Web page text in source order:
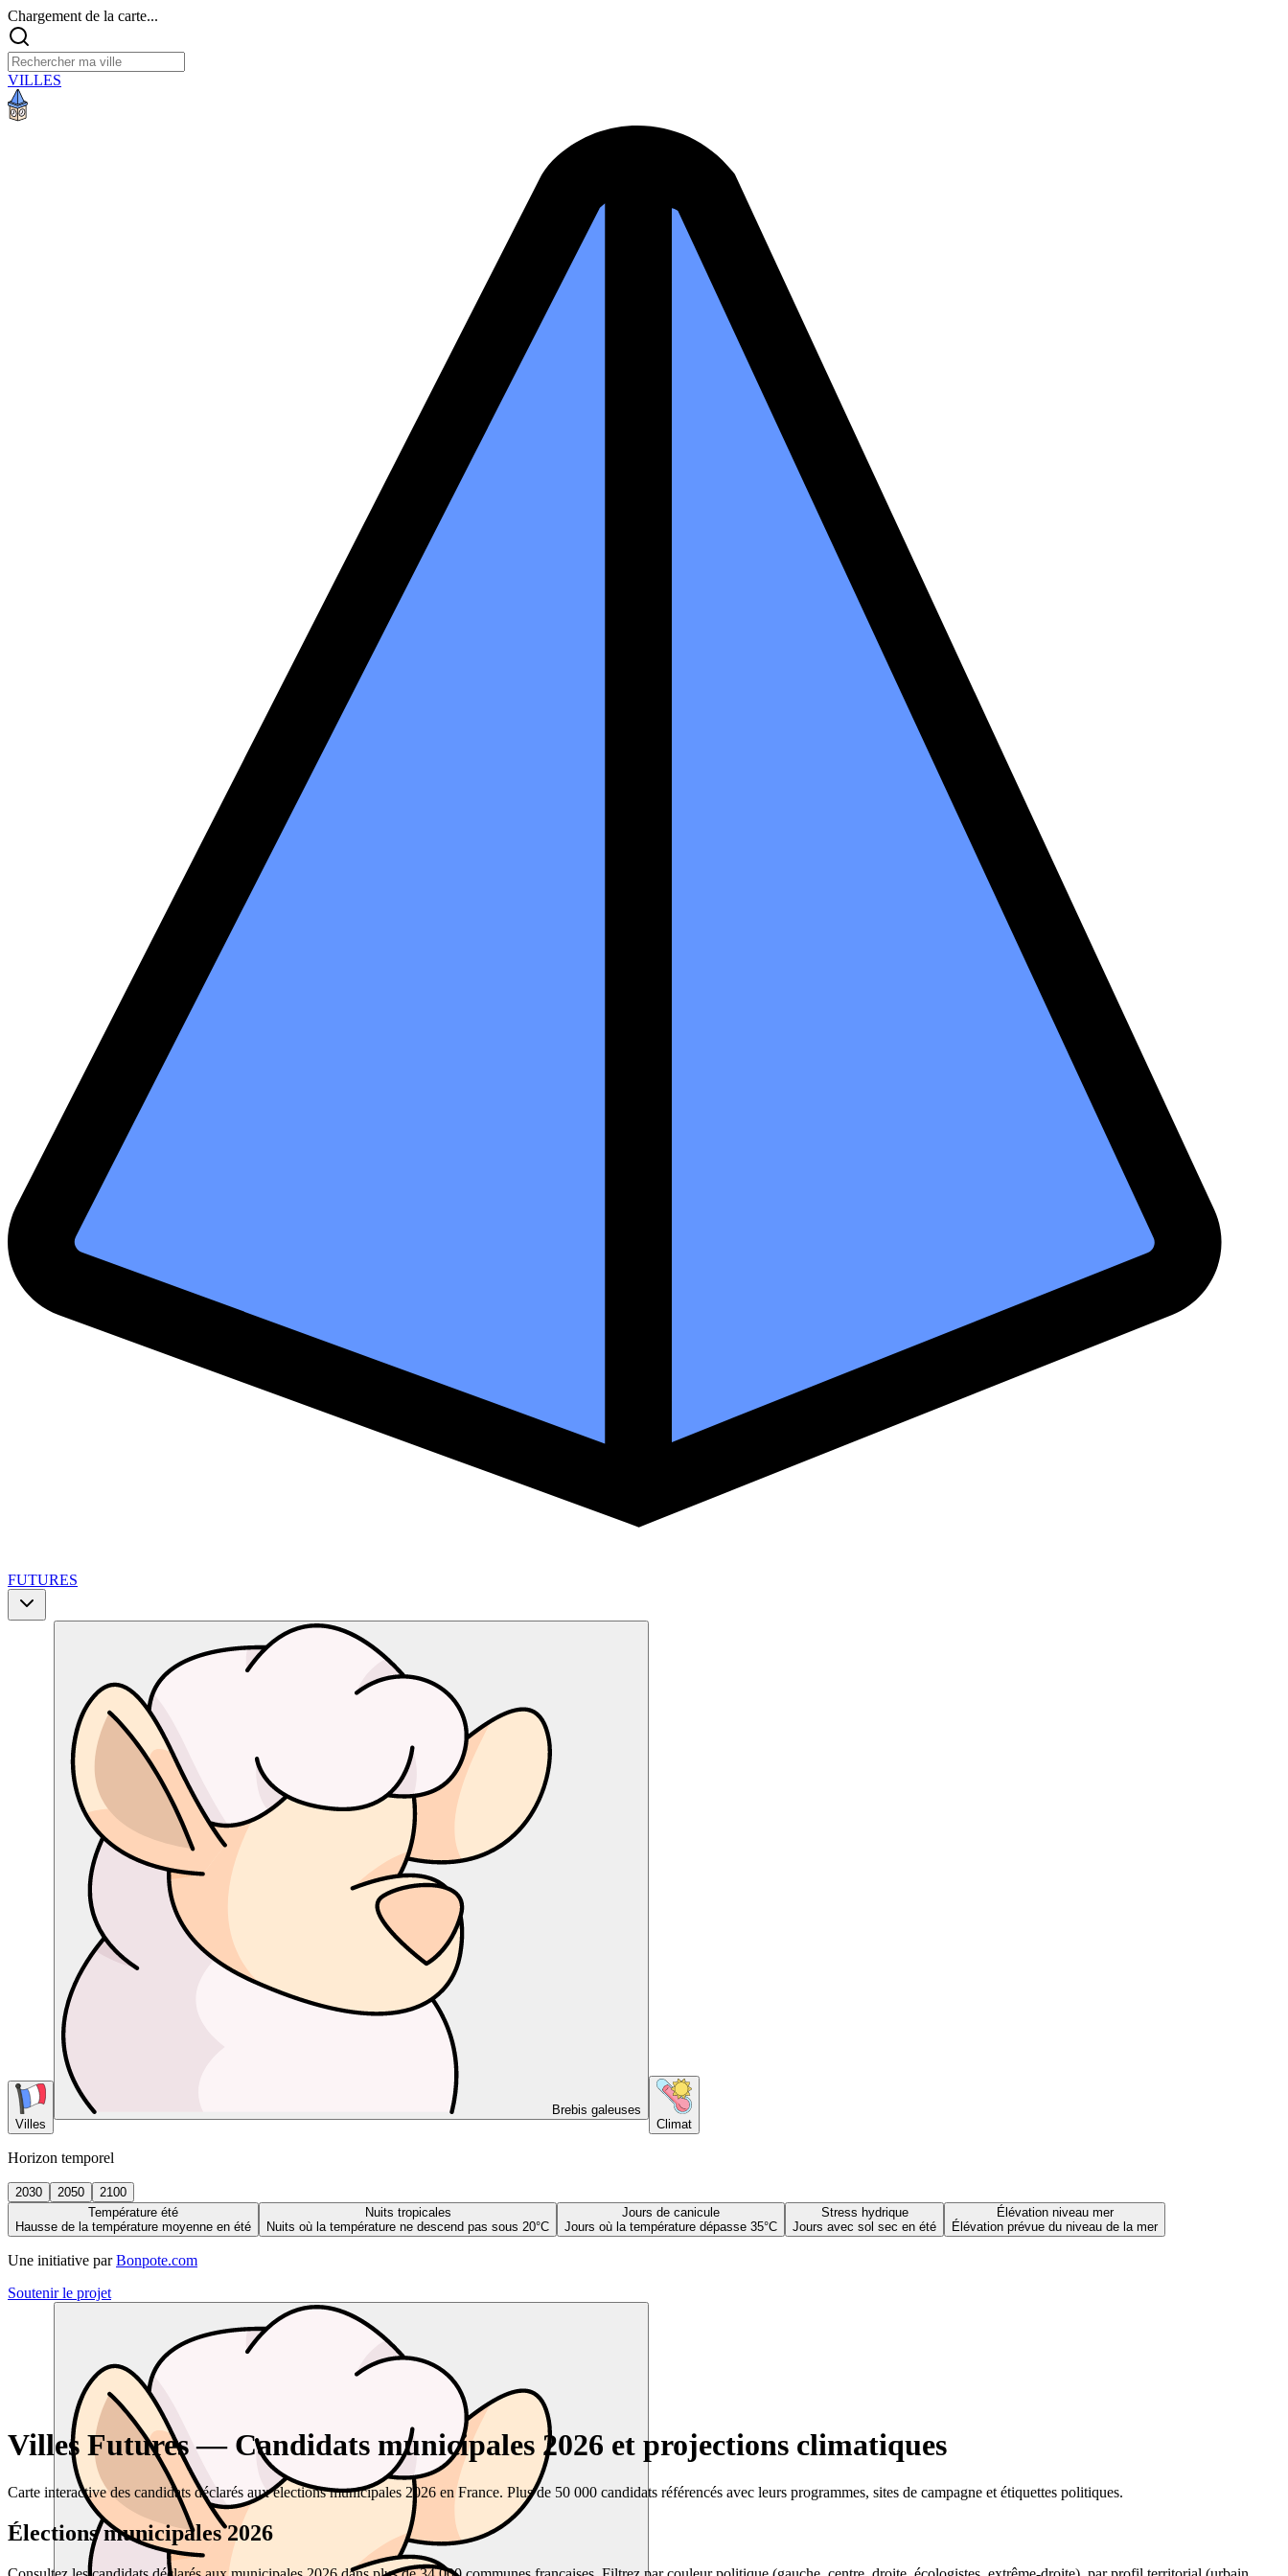
Chargement de la carte...
VILLES
FUTURES
Villes
Brebis galeuses
Climat
Horizon temporel
2030 2050
2100
Température été
Hausse de la température moyenne en été
Nuits tropicales
Nuits où la température ne descend pas sous 20°C
Jours de canicule
Jours où la température dépasse 35°C
Stress hydrique
Jours avec sol sec en été
Élévation niveau mer
Élévation prévue du niveau de la mer
Une initiative par Bonpote.com
Soutenir le projet
Villes Futures — Candidats municipales 2026 et projections climatiques
Carte interactive des candidats déclarés aux élections municipales 2026 en France. Plus de 50 000 candidats référencés avec leurs programmes, sites de campagne et étiquettes politiques.
Élections municipales 2026